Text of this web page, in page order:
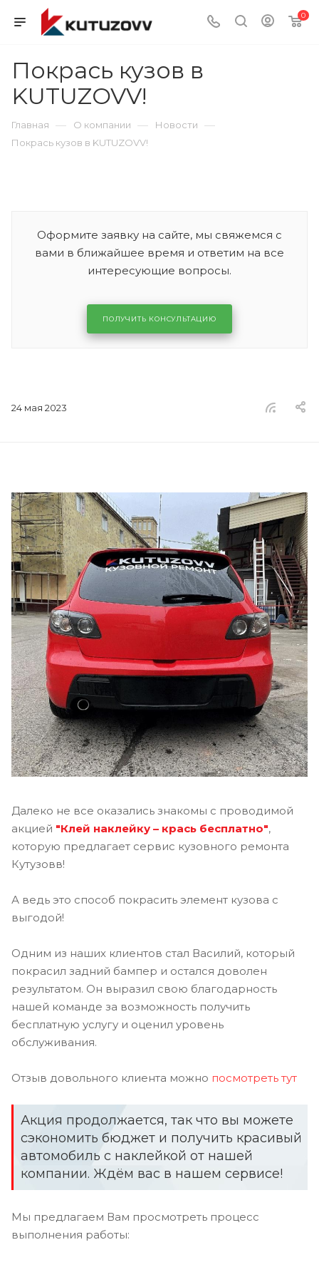
0
Покрась кузов в
KUTUZOVV!
Главная — О компании — Новости —
Покрась кузов в KUTUZOVV!
Оформите заявку на сайте, мы свяжемся с
вами в ближайшее время и ответим на все
интересующие вопросы.
ПОЛУЧИТЬ КОНСУЛЬТАЦИЮ
24 мая 2023
Далеко не все оказались знакомы с проводимой
акцией "Клей наклейку – крась бесплатно",
которую предлагает сервис кузовного ремонта
Кутузовв!
А ведь это способ покрасить элемент кузова с
выгодой!
Одним из наших клиентов стал Василий, который
покрасил задний бампер и остался доволен
результатом. Он выразил свою благодарность
нашей команде за возможность получить
бесплатную услугу и оценил уровень
обслуживания.
Отзыв довольного клиента можно посмотреть тут
Акция продолжается, так что вы можете
сэкономить бюджет и получить красивый
автомобиль с наклейкой от нашей
компании. Ждём вас в нашем сервисе!
Мы предлагаем Вам просмотреть процесс
выполнения работы: